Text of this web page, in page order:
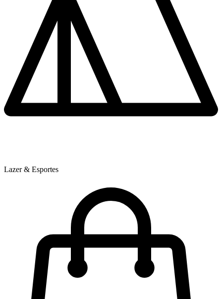
Lazer & Esportes